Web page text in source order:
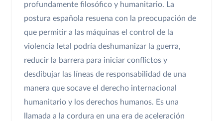
profundamente filosófico y humanitario. La
postura española resuena con la preocupación de
que permitir a las máquinas el control de la
violencia letal podría deshumanizar la guerra,
reducir la barrera para iniciar conflictos y
desdibujar las líneas de responsabilidad de una
manera que socave el derecho internacional
humanitario y los derechos humanos. Es una
llamada a la cordura en una era de aceleración